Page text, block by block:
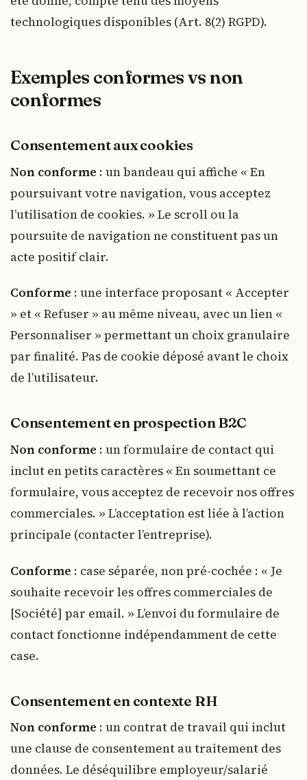
technologiques disponibles (Art. 8(2) RGPD).
Exemples conformes vs non
conformes
Consentement aux cookies
Non conforme : un bandeau qui affiche « En
poursuivant votre navigation, vous acceptez
l’utilisation de cookies. » Le scroll ou la
poursuite de navigation ne constituent pas un
acte positif clair.
Conforme : une interface proposant « Accepter
» et « Refuser » au même niveau, avec un lien «
Personnaliser » permettant un choix granulaire
par finalité. Pas de cookie déposé avant le choix
de l’utilisateur.
Consentement en prospection B2C
Non conforme : un formulaire de contact qui
inclut en petits caractères « En soumettant ce
formulaire, vous acceptez de recevoir nos offres
commerciales. » L’acceptation est liée à l’action
principale (contacter l’entreprise).
Conforme : case séparée, non pré-cochée : « Je
souhaite recevoir les offres commerciales de
[Société] par email. » L’envoi du formulaire de
contact fonctionne indépendamment de cette
case.
Consentement en contexte RH
Non conforme : un contrat de travail qui inclut
une clause de consentement au traitement des
données. Le déséquilibre employeur/salarié